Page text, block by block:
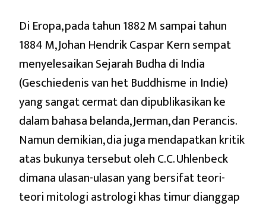
Di Eropa, pada tahun 1882 M sampai tahun
1884 M, Johan Hendrik Caspar Kern sempat
menyelesaikan Sejarah Budha di India
(Geschiedenis van het Buddhisme in Indie)
yang sangat cermat dan dipublikasikan ke
dalam bahasa belanda, Jerman, dan Perancis.
Namun demikian, dia juga mendapatkan kritik
atas bukunya tersebut oleh C.C. Uhlenbeck
dimana ulasan-ulasan yang bersifat teori-
teori mitologi astrologi khas timur dianggap